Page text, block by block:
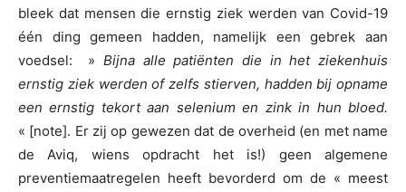
bleek dat mensen die ernstig ziek werden van Covid-19
één ding gemeen hadden, namelijk een gebrek aan
voedsel: » Bijna alle patiënten die in het ziekenhuis
ernstig ziek werden of zelfs stierven, hadden bij opname
een ernstig tekort aan selenium en zink in hun bloed.
« [note]. Er zij op gewezen dat de overheid (en met name
de Aviq, wiens opdracht het is!) geen algemene
preventiemaatregelen heeft bevorderd om de « meest